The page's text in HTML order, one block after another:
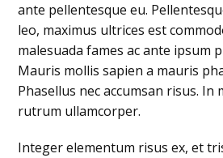
ante pellentesque eu.
leo, maximus ultrices est
malesuada fames ac ante ipsum
Mauris mollis sapien a mauris
Phasellus nec accumsan risus. In
rutrum ullamcorper.
Integer elementum risus ex, et